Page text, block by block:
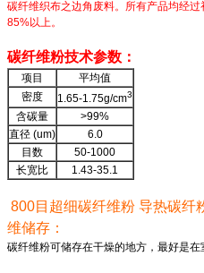
碳纤维织布之边角废料。所有产品
85%以上。
碳纤维粉技术参数：
项目
平均值
密度
1.65-1.75g/cm3
含碳量
>99%
直径 (um)
6.0
目数
50-1000
长宽比
1.43-35.1
800目超细碳纤维粉 导热碳纤
维储存：
碳纤维粉可储存在干燥的地方，最好是在